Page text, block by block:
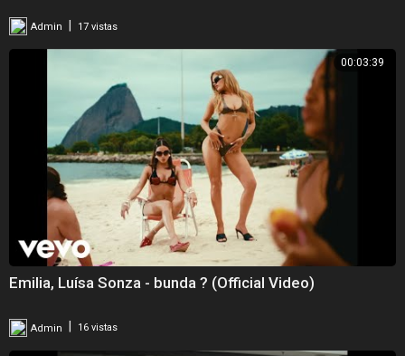
Admin | 17 vistas
00:03:39
Emilia, Luísa Sonza - bunda ? (Official Video)
Admin 16 vistas